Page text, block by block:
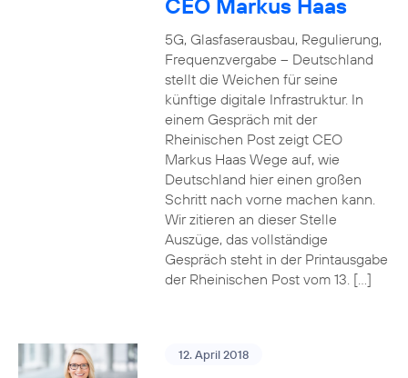
CEO Markus Haas
5G, Glasfaserausbau, Regulierung,
Frequenzvergabe – Deutschland
stellt die Weichen für seine
künftige digitale Infrastruktur. In
einem Gespräch mit der
Rheinischen Post zeigt CEO
Markus Haas Wege auf, wie
Deutschland hier einen großen
Schritt nach vorne machen kann.
Wir zitieren an dieser Stelle
Auszüge, das vollständige
Gespräch steht in der Printausgabe
der Rheinischen Post vom 13. […]
12. April 2018